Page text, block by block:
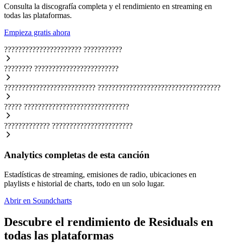
Consulta la discografía completa y el rendimiento en streaming en
todas las plataformas.
Empieza gratis ahora
?????????????????????? ???????????
???????? ????????????????????????
?????????????????????????? ???????????????????????????????????
????? ??????????????????????????????
????????????? ???????????????????????
Analytics completas de esta canción
Estadísticas de streaming, emisiones de radio, ubicaciones en
playlists e historial de charts, todo en un solo lugar.
Abrir en Soundcharts
Descubre el rendimiento de Residuals en
todas las plataformas